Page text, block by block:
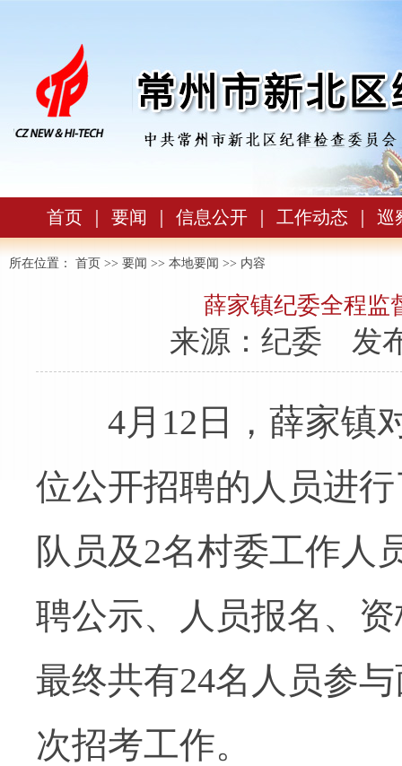
首页 要闻 信息公开 工作动态 巡
所在位置： 首页 >> 要闻 >> 本地要闻 >> 内容
薛家镇纪委全程监
来源：纪委 发
4月12日，薛家镇对
位公开招聘的人员进
队员及2名村委工作人
聘公示、人员报名、
最终共有24名人员参
次招考工作。